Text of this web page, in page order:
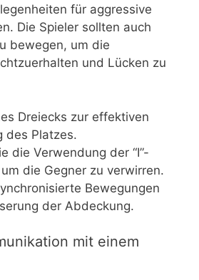
für aggressive
Die Spieler sollten auch
bewegen, um die
und Lücken zu
Dreiecks zur effektiven
des Platzes.
die Verwendung der “I”-
die Gegner zu verwirren.
Bewegungen
der Abdeckung.
mit einem